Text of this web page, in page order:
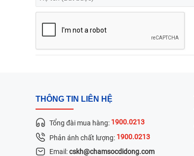
THÔNG TIN LIÊN HỆ
Tổng đài mua hàng: 1900.0213
Phản ánh chất lượng: 1900.0213
Email:cskh@chamsocdidong.com